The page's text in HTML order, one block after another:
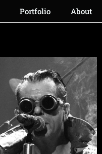
Portfolio About